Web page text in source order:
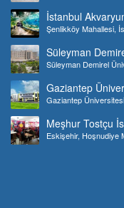
İstanbul
Şenlikköy Mahallesi,
Süleyman
Süleyman Demirel
Gaziantep
Gaziantep
Meşhur Tostçu
Eskişehir, Hoşnudiye